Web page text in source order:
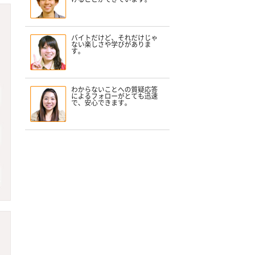
バイトだけど、それだけじゃ
ない楽しさや学びがありま
す。
わからないことへの質疑応答
によるフォローがとても迅速
で、安心できます。